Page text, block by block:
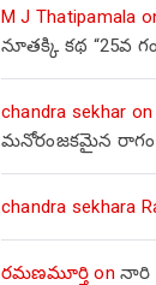
M J Thatipamala
నూతక్కి కథ “25వ
chandra sekhar
మనోరంజకమైన
chandra sekhara
రమణమూర్తి onనారి